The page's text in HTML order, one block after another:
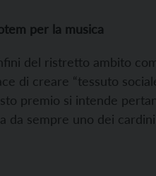
per la musica
del ristretto ambito
di creare “tessuto
premio si intende
da sempre uno dei